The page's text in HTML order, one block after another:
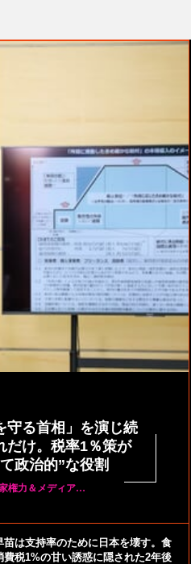
守る首相」を演じ続
だけ。税率1％策が
政治的”な役割
権力＆メディア…
苗は支持率のために日本を壊す。食
費税1%の甘い誘惑に隠された2年後